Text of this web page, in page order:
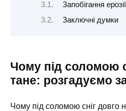
Запобігання ерозії
Заключні думки
Чому під соломою
тане: розгадуємо
Чому під соломою сніг довго